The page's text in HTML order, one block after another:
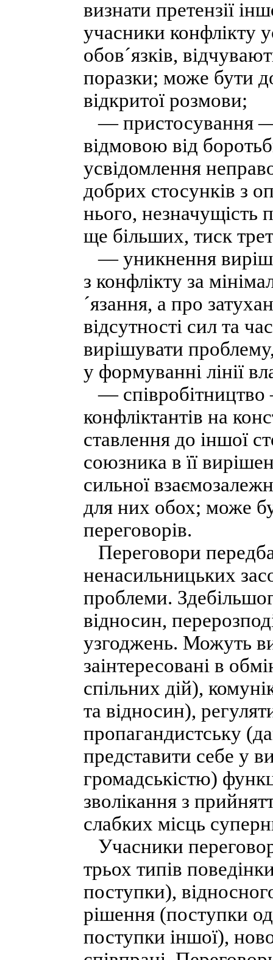
визнати претензії
учасники конфлікту
обов´язків,
поразки; може бути
відкритої розмови;
— пристосування
відмовою від
усвідомлення
добрих стосунків з
нього, незначущість
ще більших, тиск
— уникнення
з конфлікту за
´язання, а про
відсутності сил та
вирішувати
у формуванні лінії
— співробітництво
конфліктантів на
ставлення до іншої
союзника в її
сильної
для них обох; може
переговорів.
Переговори
ненасильницьких
проблеми.
відносин,
узгоджень. Можуть
заінтересовані в
спільних дій),
та відносин),
пропагандистську
представити себе у
громадськістю)
зволікання з
слабких місць
Учасники
трьох типів
поступки),
рішення (поступки
поступки іншої),